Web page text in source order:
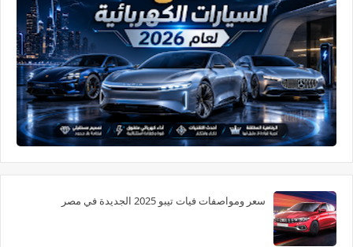
سعر ومواصفات فيات تيبو 2025 الجديدة في مصر